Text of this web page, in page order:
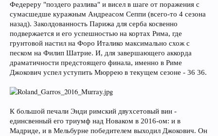
Федереру "поздего разлива" и висел в шаге от поражения с
сумасшедше куражным Андреасом Сеппи (всего-то 4 сезона
назад). Заколдованность Парижа для серба косвенно
подвержается и его успешностью на кортах Рима, где
грунтовой настил на Форо Италико максимально схож с
песком на Филип Шатрие. И, для завершающего аккорда
драматичности предстоящего финала, именно в Риме
Джокович успел уступить Мюррею в текущем сезоне - 36 36.
К большой печали Энди римский двухсетовый вин -
единсвенный его триумф над Новаком в 2016-ом: и в
Мадриде, и в Мельбурне победителем выходил Джокович. Он